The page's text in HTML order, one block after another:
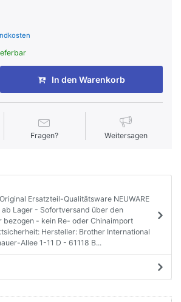
In den Warenkorb
Fragen? Weitersagen
Ersatzteil-Qualitätsware NEUWARE
Lager - Sofortversand über den
- kein Re- oder Chinaimport
Hersteller: Brother International
Allee 1-11 D - 61118 B...